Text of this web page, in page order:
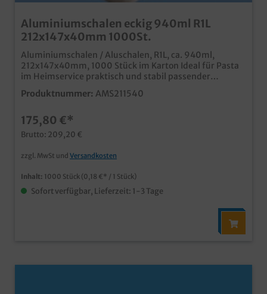
Aluminiumschalen eckig 940ml R1L
212x147x40mm 1000St.
Aluminiumschalen / Aluschalen, R1L, ca. 940ml,
212x147x40mm, 1000 Stück im Karton Ideal für Pasta
im Heimservice praktisch und stabil passender
alukaschierter Deckel erhältlich
Produktnummer: AMS211540
175,80 €*
Brutto: 209,20 €
zzgl. MwSt und Versandkosten
Inhalt: 1000 Stück (0,18 €* / 1 Stück)
Sofort verfügbar, Lieferzeit: 1-3 Tage